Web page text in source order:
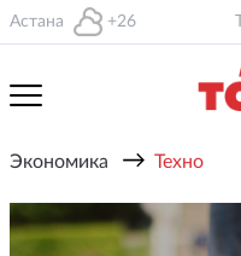
Астана +26
Экономика → Техно